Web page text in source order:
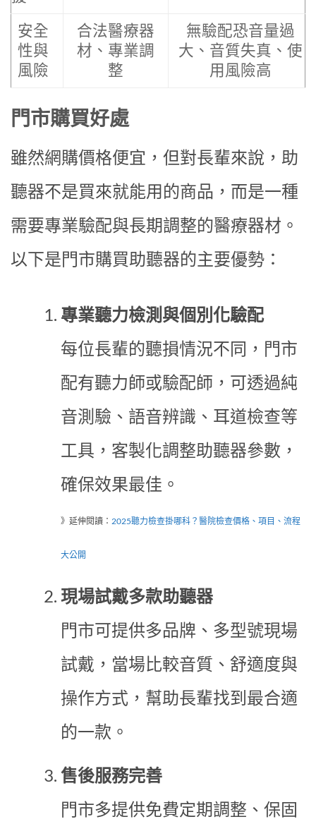
安全
性與
風險
合法醫療器
材、專業調
整
無驗配恐音量過
大、音質失真、使
用風險高
門市購買好處
雖然網購價格便宜，但對長輩來說，助
聽器不是買來就能用的商品，而是一種
需要專業驗配與長期調整的醫療器材。
以下是門市購買助聽器的主要優勢：
專業聽力檢測與個別化驗配
每位長輩的聽損情況不同，門市
配有聽力師或驗配師，可透過純
音測驗、語音辨識、耳道檢查等
工具，客製化調整助聽器參數，
確保效果最佳。
》延伸閱讀：2025聽力檢查掛哪科？醫院檢查價格、項目、流程
大公開
現場試戴多款助聽器
門市可提供多品牌、多型號現場
試戴，當場比較音質、舒適度與
操作方式，幫助長輩找到最合適
的一款。
售後服務完善
門市多提供免費定期調整、保固